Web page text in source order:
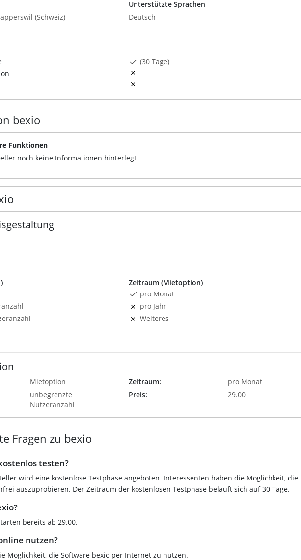
(Schweiz)
Unterstützte Sprachen
Deutsch
(30 Tage)
bexio
Funktionen
noch keine Informationen hinterlegt.
Zeitraum (Mietoption)
pro Monat
pro Jahr
Weiteres
Mietoption Zeitraum:
pro Monat
unbegrenzte
Nutzeranzahl
Preis: 29.00
Fragen zu bexio
testen?
wird eine kostenlose Testphase angeboten. Interessenten haben die Möglichkeit, die
auszuprobieren. Der Zeitraum der kostenlosen Testphase beläuft sich auf 30 Tage.
bereits ab 29.00.
nutzen?
Möglichkeit, die Software bexio per Internet zu nutzen.